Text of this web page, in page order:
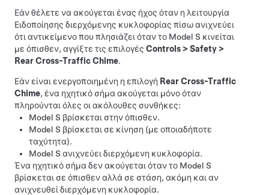
Εάν θέλετε να ακούγεται ένας ήχος όταν η λειτουργία
Ειδοποίησης διερχόμενης κυκλοφορίας πίσω ανιχνεύει
ότι αντικείμενο που πλησιάζει όταν το Model S κινείται
με όπισθεν, αγγίξτε τις επιλογές Controls > Safety >
Rear Cross-Traffic Chime.
Εάν είναι ενεργοποιημένη η επιλογή Rear Cross-Traffic
Chime, ένα ηχητικό σήμα ακούγεται μόνο όταν
πληρούνται όλες οι ακόλουθες συνθήκες:
Model S βρίσκεται στην όπισθεν.
Model S βρίσκεται σε κίνηση (με οποιαδήποτε
ταχύτητα).
Model S ανιχνεύει διερχόμενη κυκλοφορία.
Ένα ηχητικό σήμα δεν ακούγεται όταν το Model S
βρίσκεται σε όπισθεν αλλά σε στάση, ακόμη και αν
ανιχνευθεί διερχόμενη κυκλοφορία.